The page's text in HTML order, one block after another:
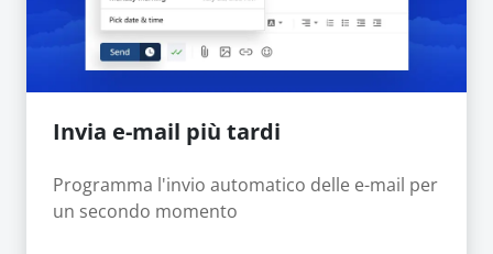
Invia e-mail più tardi
Programma l'invio automatico delle e-mail per
un secondo momento